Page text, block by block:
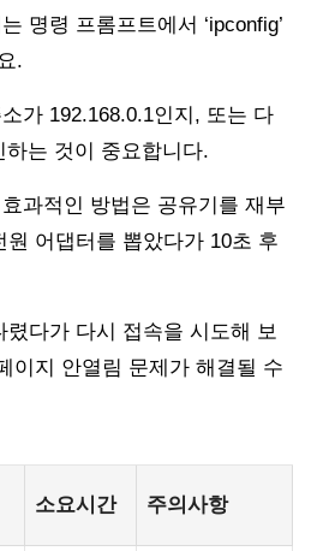
명령 프롬프트에서 ‘ipconfig’
.
가 192.168.0.1인지, 또는 다
는 것이 중요합니다.
과적인 방법은 공유기를 재부
원 어댑터를 뽑았다가 10초 후
다가 다시 접속을 시도해 보
이지 안열림 문제가 해결될 수
소요시간 주의사항